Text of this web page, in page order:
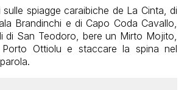
sulle spiagge caraibiche de La Cinta, di
Brandinchi e di Capo Coda Cavallo,
di San Teodoro, bere un Mirto Mojito,
Porto Ottiolu e staccare la spina nel